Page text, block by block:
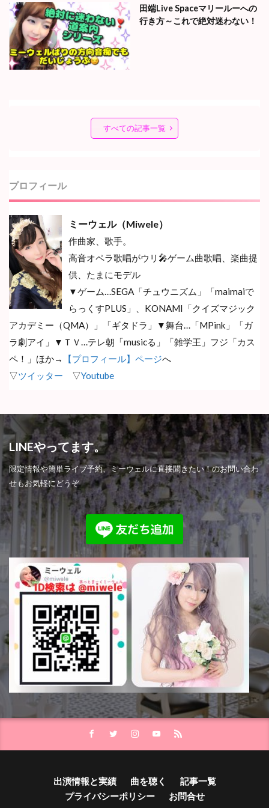
田端Live Spaceマリールーへの
行き方～これで絶対迷わない！
すべての記事一覧
プロフィール
ミーウェル（Miwele）
作曲家、歌手。
高音オペラ歌唱がウリ🎤ゲーム曲歌唱、楽曲提
供、たまにモデル
▼ゲーム…SEGA「チュウニズム」「maimaiで
らっくすPLUS」、KONAMI「クイズマジック
アカデミー（QMA）」「ギタドラ」▼舞台… 「MPink」「ガ
ラ劇アイ」▼ＴＶ…テレ朝「musicる」「雑学王」フジ「カス
ペ！」ほか→
【プロフィール】ページへ
▽ツイッター ▽Youtube
LINEやってます。
限定情報や簡単ライブ予約、ミーウェルに直接聞きたい！のお問い合わ
せもお気軽にどうぞ
出演情報と実績 曲を聴く
記事一覧
プライバシーポリシー
お問合せ